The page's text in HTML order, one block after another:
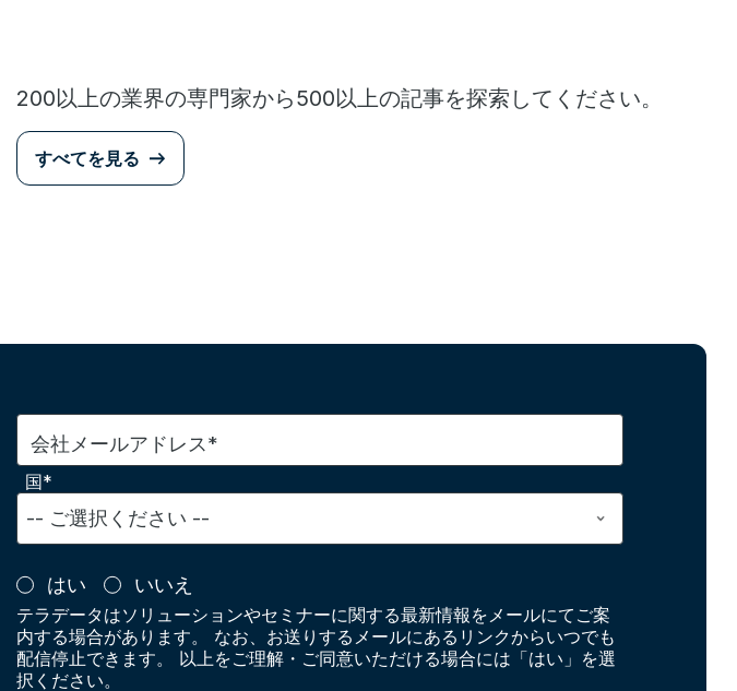
200以上の業界の専門家から500以上の記事を探索してください。
すべてを見る
会社メールアドレス*
国*
はい いいえ
テラデータはソリューションやセミナーに関する最新情報をメールにてご案
内する場合があります。 なお、お送りするメールにあるリンクからいつでも
配信停止できます。 以上をご理解・ご同意いただける場合には「はい」を選
択ください。